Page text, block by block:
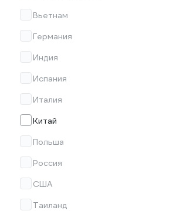
Вьетнам
Германия
Индия
Испания
Италия
Китай
Польша
Россия
США
Таиланд